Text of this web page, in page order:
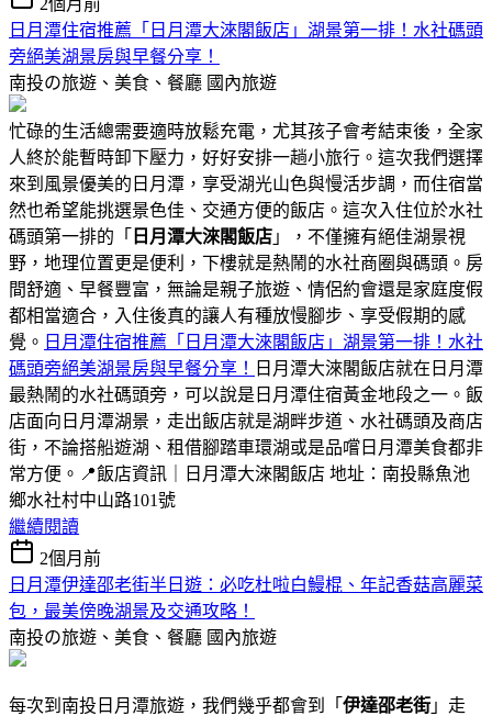
日月潭住宿推薦「日月潭大淶閣飯店」湖景第一排！水社碼頭
旁絕美湖景房與早餐分享！
南投の旅遊、美食、餐廳 國內旅遊
忙碌的生活總需要適時放鬆充電，尤其孩子會考結束後，全家
人終於能暫時卸下壓力，好好安排一趟小旅行。這次我們選擇
來到風景優美的日月潭，享受湖光山色與慢活步調，而住宿當
然也希望能挑選景色佳、交通方便的飯店。這次入住位於水社
碼頭第一排的「 日月潭大淶閣飯店 」，不僅擁有絕佳湖景視
野，地理位置更是便利，下樓就是熱鬧的水社商圈與碼頭。房
間舒適、早餐豐富，無論是親子旅遊、情侶約會還是家庭度假
都相當適合，入住後真的讓人有種放慢腳步、享受假期的感
覺。 日月潭住宿推薦「日月潭大淶閣飯店」湖景第一排！水社
碼頭旁絕美湖景房與早餐分享！
日月潭大淶閣飯店就在日月潭
最熱鬧的水社碼頭旁，可以說是日月潭住宿黃金地段之一。飯
店面向日月潭湖景，走出飯店就是湖畔步道、水社碼頭及商店
街，不論搭船遊湖、租借腳踏車環湖或是品嚐日月潭美食都非
常方便。📍飯店資訊｜日月潭大淶閣飯店 地址：南投縣魚池
鄉水社村中山路101號
繼續閱讀
2個月前
日月潭伊達邵老街半日遊：必吃杜啦白鰻棍、年記香菇高麗菜
包，最美傍晚湖景及交通攻略！
南投の旅遊、美食、餐廳 國內旅遊
每次到南投日月潭旅遊，我們幾乎都會到「 伊達邵老街 」走